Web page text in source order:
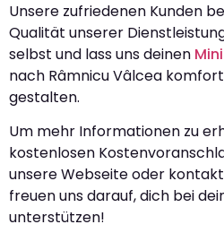
Unsere zufriedenen Kunden
Qualität unserer
selbst und lass uns deinen
nach Râmnicu Vâlcea
gestalten.
Um mehr Informationen zu
kostenlosen
unsere Webseite oder
freuen uns darauf, dich bei
unterstützen!